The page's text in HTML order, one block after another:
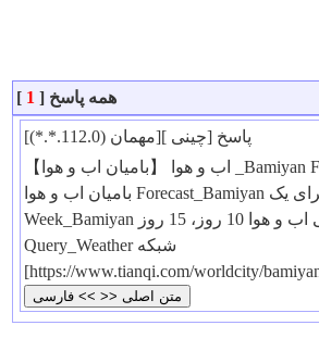
همه پاسخ [ 1
]
[مهمان (112.0.*.*)]پاسخ [چینی ]
【بامیان اب و هوا】 اب و هوا _Bamiyan Forecast_Afghanistan
بامیان اب و هوا Forecast_Bamiyan پیش بینی اب و هوا برای یک
Week_Bamiyan پیش بینی اب و هوا 10 روز، 15 روز
Query_Weather شبکه
[https://www.tianqi.com/worldcity/